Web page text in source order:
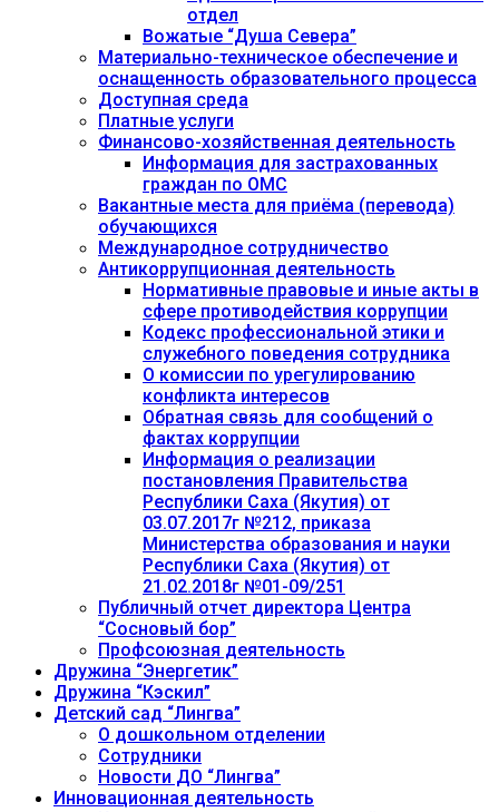
отдел
Вожатые “Душа Севера”
Материально-техническое обеспечение и
оснащенность образовательного процесса
Доступная среда
Платные услуги
Финансово-хозяйственная деятельность
Информация для застрахованных
граждан по ОМС
Вакантные места для приёма (перевода)
обучающихся
Международное сотрудничество
Антикоррупционная деятельность
Нормативные правовые и иные акты в
сфере противодействия коррупции
Кодекс профессиональной этики и
служебного поведения сотрудника
О комиссии по урегулированию
конфликта интересов
Обратная связь для сообщений о
фактах коррупции
Информация о реализации
постановления Правительства
Республики Саха (Якутия) от
03.07.2017г №212, приказа
Министерства образования и науки
Республики Саха (Якутия) от
21.02.2018г №01-09/251
Публичный отчет директора Центра
“Сосновый бор”
Профсоюзная деятельность
Дружина “Энергетик”
Дружина “Кэскил”
Детский сад “Лингва”
О дошкольном отделении
Сотрудники
Новости ДО “Лингва”
Инновационная деятельность